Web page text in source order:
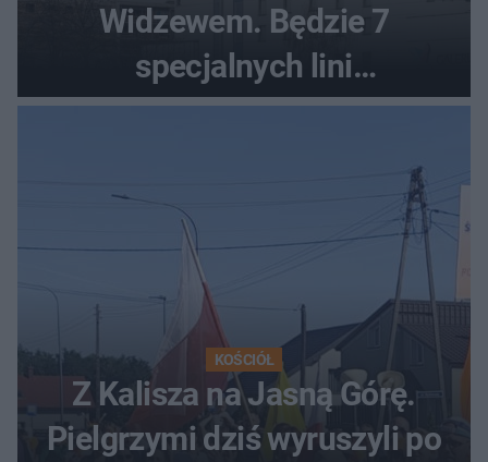
Widzewem. Będzie 7
specjalnych lini
autobusowych
KOŚCIÓŁ
Z Kalisza na Jasną Górę.
Pielgrzymi dziś wyruszyli po